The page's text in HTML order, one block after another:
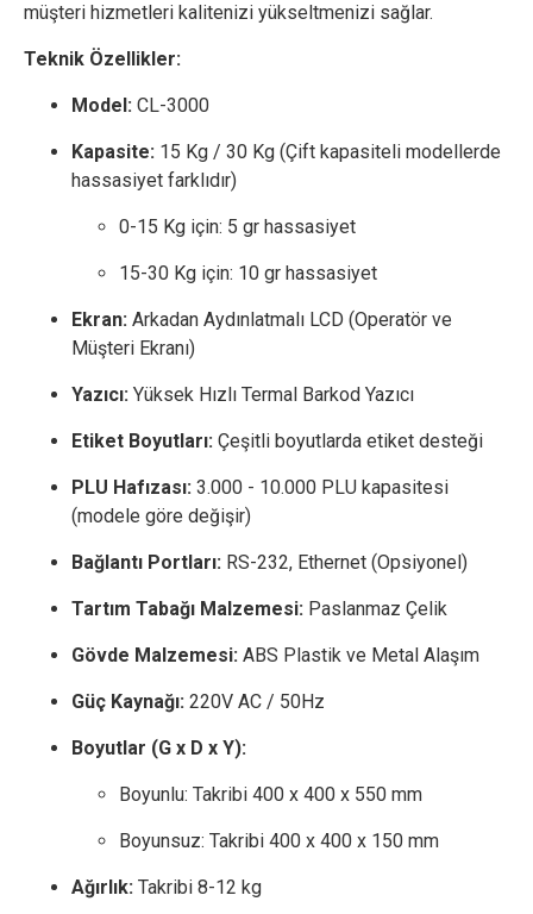
müşteri hizmetleri kalitenizi yükseltmenizi sağlar.
Teknik Özellikler:
Model: CL-3000
Kapasite: 15 Kg / 30 Kg (Çift kapasiteli modellerde
hassasiyet farklıdır)
0-15 Kg için: 5 gr hassasiyet
15-30 Kg için: 10 gr hassasiyet
Ekran: Arkadan Aydınlatmalı LCD (Operatör ve
Müşteri Ekranı)
Yazıcı: Yüksek Hızlı Termal Barkod Yazıcı
Etiket Boyutları: Çeşitli boyutlarda etiket desteği
PLU Hafızası: 3.000 - 10.000 PLU kapasitesi
(modele göre değişir)
Bağlantı Portları: RS-232, Ethernet (Opsiyonel)
Tartım Tabağı Malzemesi: Paslanmaz Çelik
Gövde Malzemesi: ABS Plastik ve Metal Alaşım
Güç Kaynağı: 220V AC / 50Hz
Boyutlar (G x D x Y):
Boyunlu: Takribi 400 x 400 x 550 mm
Boyunsuz: Takribi 400 x 400 x 150 mm
Ağırlık: Takribi 8-12 kg